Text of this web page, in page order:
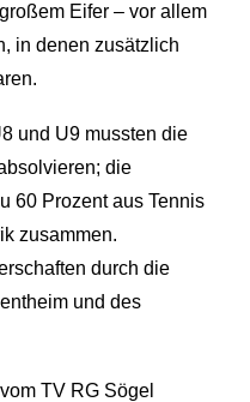
Eifer – vor allem
in denen zusätzlich
und U9 mussten die
die
60 Prozent aus Tennis
zusammen.
durch die
und des
TV RG Sögel